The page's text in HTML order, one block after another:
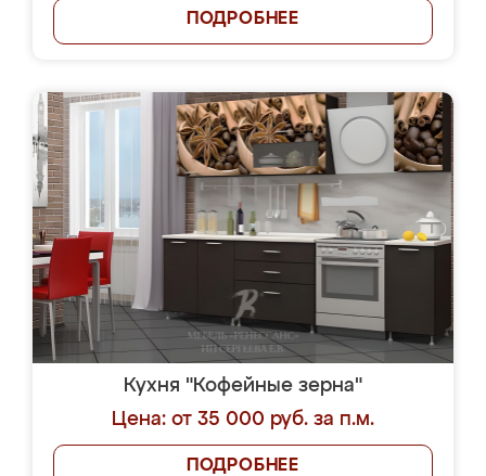
ПОДРОБНЕЕ
Кухня "Кофейные зерна"
Цена: от 35 000 руб. за п.м.
ПОДРОБНЕЕ